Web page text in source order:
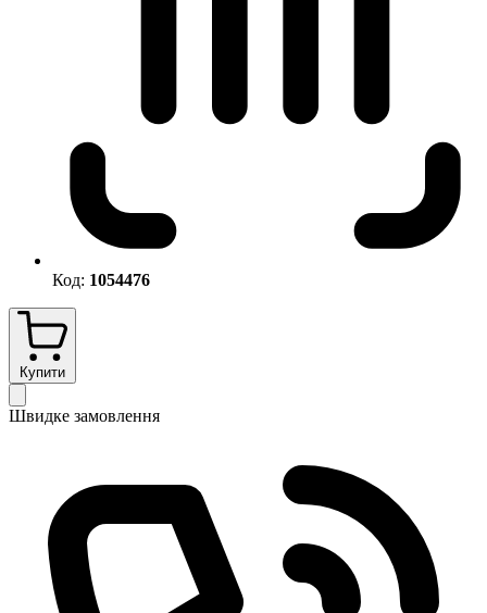
Код: 1054476
Купити
Швидке замовлення